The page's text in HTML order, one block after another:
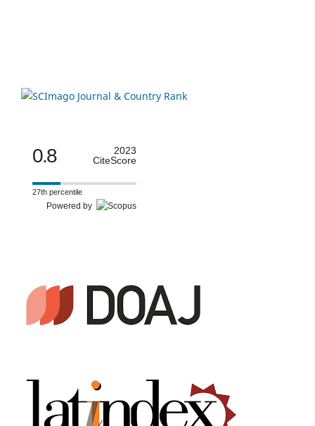
0.8
2023
CiteScore
27th percentile
Powered by